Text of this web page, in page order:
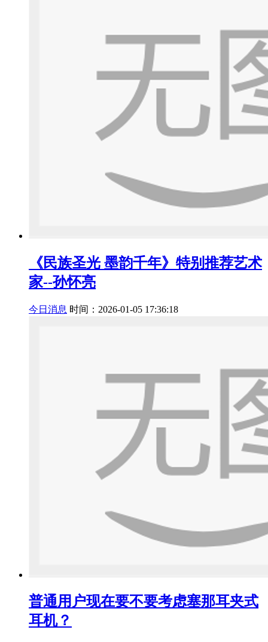
《民族圣光 墨韵千年》特别推荐艺术
家--孙怀亮
今日消息 时间：2026-01-05 17:36:18
普通用户现在要不要考虑塞那耳夹式
耳机？